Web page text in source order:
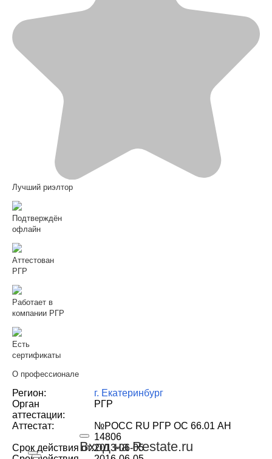
Вход на Restate.ru
Лучший риэлтор
Подтверждён
офлайн
Аттестован
РГР
Работает в
компании РГР
Есть
сертификаты
О профессионале
Регион:
г. Екатеринбург
Орган
аттестации:
РГР
Аттестат:
№РОСС RU РГР ОС 66.01 АН
14806
Срок действия от:2013-06-05